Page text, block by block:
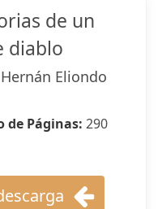
de un
diablo
Hernán Eliondo
de Páginas: 290